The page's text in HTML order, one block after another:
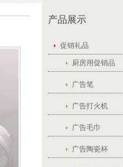
产品展示
促销礼品
厨房用促销品
广告笔
广告打火机
广告毛巾
广告陶瓷杯